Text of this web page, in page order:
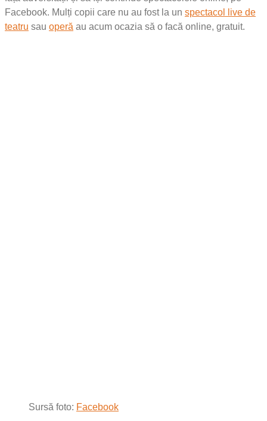
Facebook. Mulți copii care nu au fost la un spectacol live de
teatru sau operă au acum ocazia să o facă online, gratuit.
Sursă foto: Facebook